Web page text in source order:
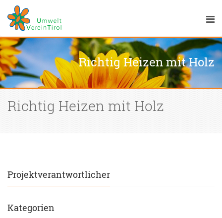
Richtig Heizen mit Holz
Richtig Heizen mit Holz
Projektverantwortlicher
Kategorien